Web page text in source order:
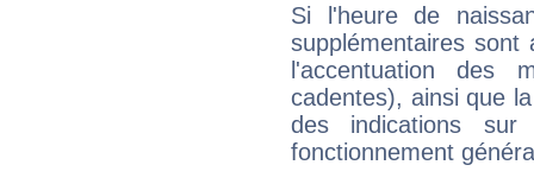
Si l'heure de
supplémentaires sont
l'accentuation des
cadentes), ainsi que
des indications sur
fonctionnement